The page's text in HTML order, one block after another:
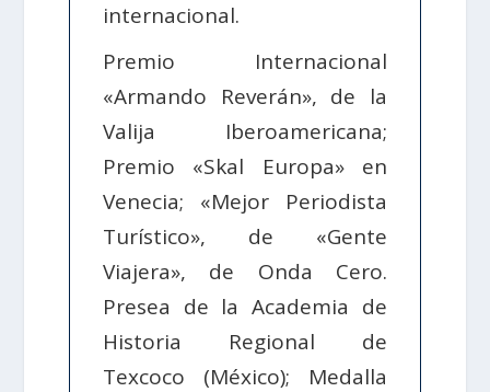
internacional.
Premio Internacional
«Armando Reverán», de la
Valija Iberoamericana;
Premio «Skal Europa» en
Venecia; «Mejor Periodista
Turístico», de «Gente
Viajera», de Onda Cero.
Presea de la Academia de
Historia Regional de
Texcoco (México); Medalla